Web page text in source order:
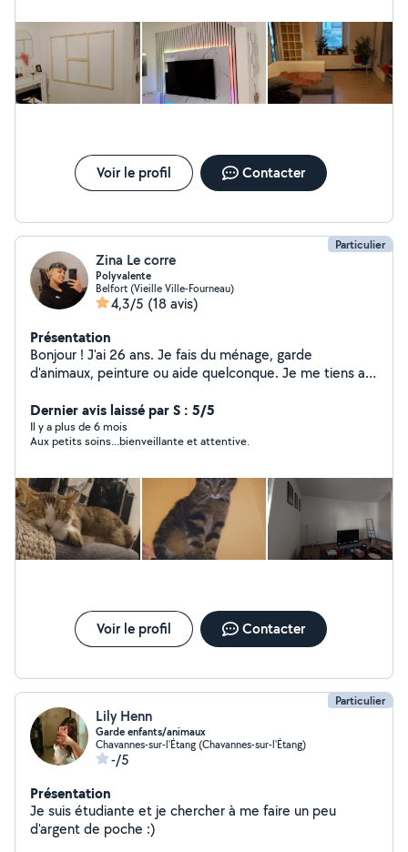
Voir le profil Contacter
Particulier
Zina Le corre
Polyvalente
Belfort (Vieille Ville-Fourneau)
4,3/5 (18 avis)
Présentation
Bonjour ! J'ai 26 ans. Je fais du ménage, garde
d'animaux, peinture ou aide quelconque. Je me tiens a
J'adore rendre service alors n'hésitez pas !
Dernier avis laissé par S : 5/5
Il y a plus de 6 mois
Aux petits soins...bienveillante et attentive.
Voir le profil Contacter
Particulier
Lily Henn
Garde enfants/animaux
Chavannes-sur-l'Étang (Chavannes-sur-l'Étang)
-/5
Présentation
Je suis étudiante et je chercher à me faire un peu
d'argent de poche :)